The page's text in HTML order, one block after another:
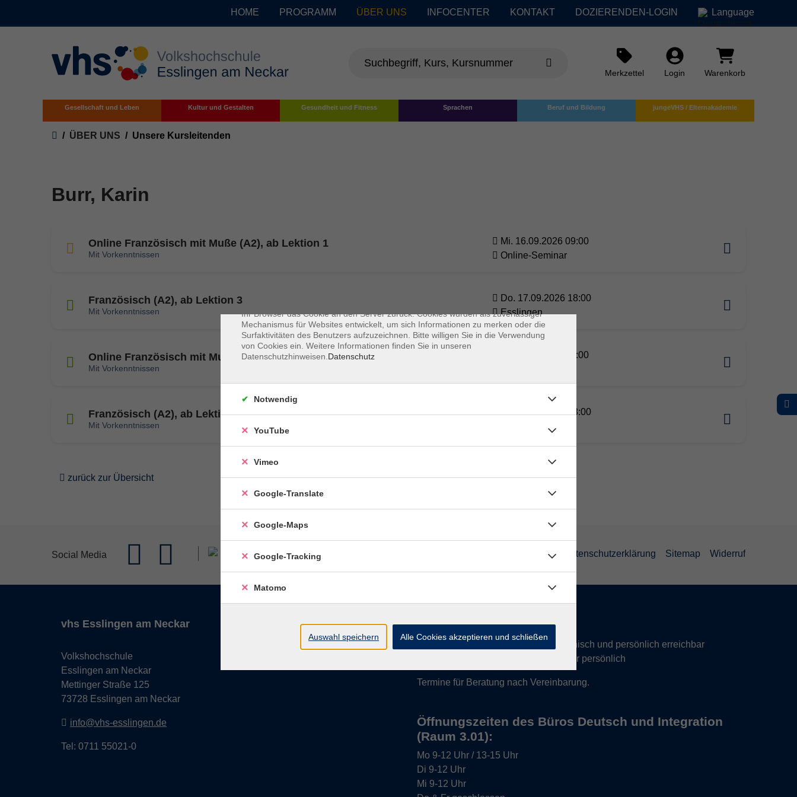
Zum Hauptinhalt springen
HOME PROGRAMM ÜBER UNS INFOCENTER KONTAKT DOZIERENDEN-LOGIN Language
Merkzettel Login Warenkorb
Gesellschaft und Leben Kultur und Gestalten Gesundheit und Fitness Sprachen Beruf und Bildung jungeVHS / Elternakademie
Sie sind hier:
ÜBER UNS Unsere Kursleitenden
Burr, Karin
Online Französisch mit Muße (A2), ab Lektion 1
Mit Vorkenntnissen
Mi. 16.09.2026 09:00
Online-Seminar
Französisch (A2), ab Lektion 3
Mit Vorkenntnissen
Do. 17.09.2026 18:00
Esslingen
Online Französisch mit Muße (A2), ab Lektion 3
Mit Vorkenntnissen
Mi. 13.01.2027 09:00
Französisch (A2), ab Lektion 5
Mit Vorkenntnissen
Do. 14.01.2027 18:00
zurück zur Übersicht
Social Media AGB Datenschutzerklärung Sitemap Widerruf
vhs Esslingen am Neckar
Volkshochschule
Esslingen am Neckar
Mettinger Straße 125
73728 Esslingen am Neckar
info@vhs-esslingen.de
Tel: 0711 55021-0
Öffnungszeiten:
Mo–Fr vormittags:
9–12.30 Uhr telefonisch und persönlich erreichbar
13.30–17 Uhr nur persönlich
Termine für Beratung nach Vereinbarung.
Öffnungszeiten des Büros Deutsch und Integration
(Raum 3.01):
Mo 9-12 Uhr / 13-15 Uhr
Di 9-12 Uhr
Mi 9-12 Uhr
gespeichert werden. Ihr Browser speichert jede Nachricht in einer kleinen Datei, die
Cookie genannt wird. Wenn Sie eine weitere Seite vom Server anfordern, sendet
Ihr Browser das Cookie an den Server zurück. Cookies wurden als zuverlässiger
Mechanismus für Websites entwickelt, um sich Informationen zu merken oder die
Surfaktivitäten des Benutzers aufzuzeichnen. Bitte willigen Sie in die Verwendung
von Cookies ein. Weitere Informationen finden Sie in unseren
Datenschutzhinweisen. Datenschutz
×
Notwendig
YouTube
Vimeo
Google-Translate
Google-Maps
Google-Tracking
Matomo
Auswahl speichern Alle Cookies akzeptieren und schließen